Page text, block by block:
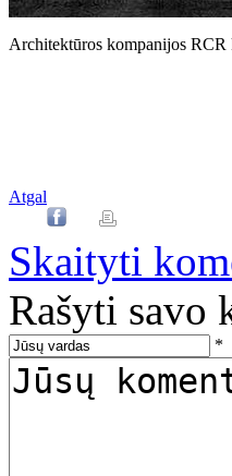
Architektūros kompanijos RCR
Atgal
Skaityti
Rašyti savo
*